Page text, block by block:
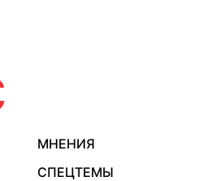
МНЕНИЯ
СПЕЦТЕМЫ